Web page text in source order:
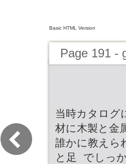
Basic HTML Version
Page 191 -
当時カタログ
材に木製と金
誰かに教えら
と足 でしっ